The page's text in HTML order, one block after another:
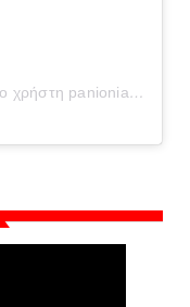
Η δημοσίευση κοινοποιήθηκε από το χρήστη panionianea.gr (@panionianea.gr)